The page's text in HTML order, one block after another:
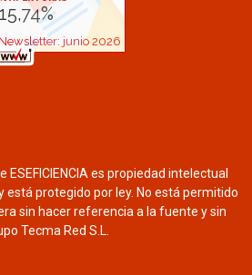
es propiedad intelectual
está protegido por ley. No está permitido
sin hacer referencia a la fuente y sin
Tecma Red S.L.